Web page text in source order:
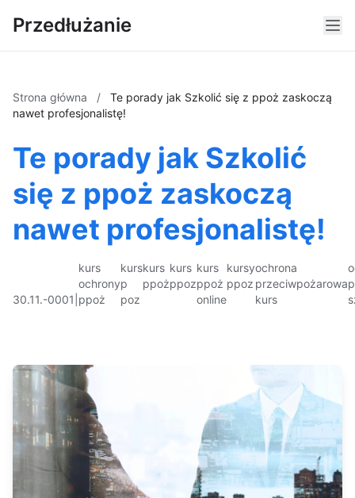
Przedłużanie
Strona główna /
Te porady jak Szkolić się z ppoż zaskoczą
nawet profesjonalistę!
Te porady jak Szkolić
się z ppoż zaskoczą
nawet profesjonalistę!
30.11.-0001
kurs
ochrony
ppoż
kurs
p
poz
kurs
ppoż
kurs
ppoz
kurs
ppoż
online
kursy
ppoz
ochrona
przeciwpożarowa
kurs